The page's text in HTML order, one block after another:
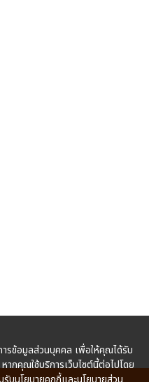
รข้อมูลส่วนบุคคล เพื่อให้คุณได้รับ
ากคุณใช้บริการเว็บไซต์นี้ต่อไปโดย